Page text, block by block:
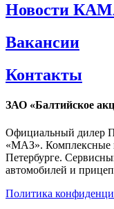
Новости
Вакансии
Контакты
ЗАО «Балтийское
Официальный
«МАЗ». Комплексные
Петербурге.
автомобилей и
Политика